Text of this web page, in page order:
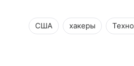
США хакеры